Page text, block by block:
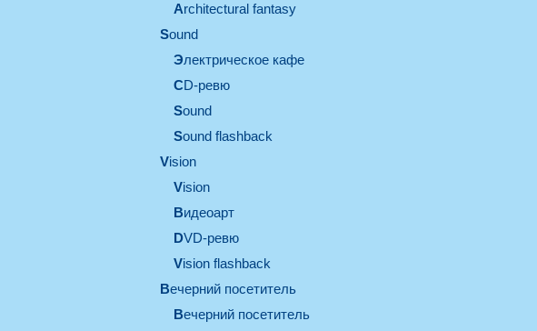
architectural fantasy
sound
электрическое кафе
CD-ревю
sound
Sound flashback
vision
vision
видеоарт
DVD-ревю
Vision flashback
вечерний посетитель
вечерний посетитель